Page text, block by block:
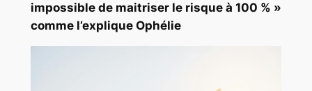
impossible de maitriser le risque à 100 % »
comme l’explique Ophélie